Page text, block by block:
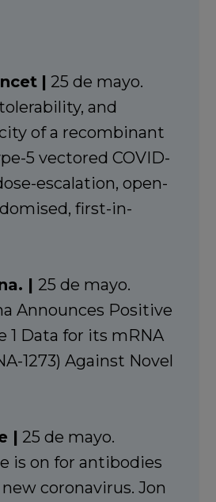
25 de mayo.
and
of a recombinant
5 vectored COVID-
escalation, open-
first-in-
| 25 de mayo.
Announces Positive
1 Data for its mRNA
1273) Against Novel
|
25 de mayo.
is on for antibodies
coronavirus. Jon